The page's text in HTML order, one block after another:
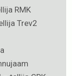
RMK
Trev2